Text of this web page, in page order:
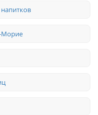
Морие